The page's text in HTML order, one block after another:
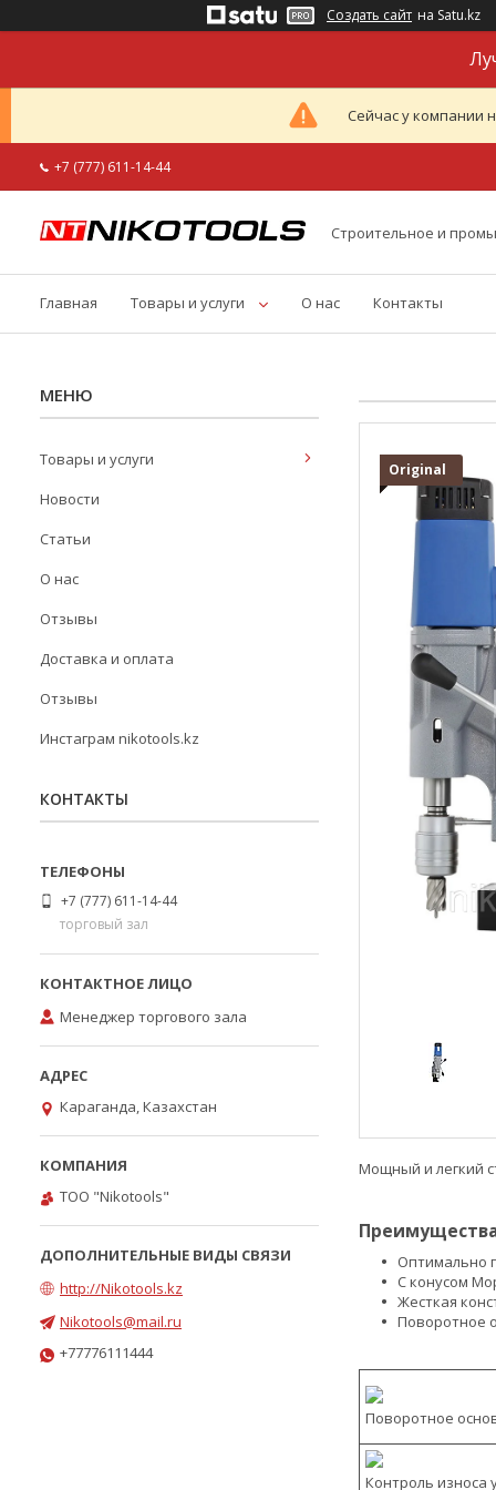
Создать сайт на Satu.kz
Сейчас у компании
+7 (777) 611-14-44
Строительное и
Главная Товары и услуги О нас Контакты
Original
Мощный и легкий
Преимущества
Оптимально
С конусом
Жесткая
Поворотное
Поворотное
Контроль износа
Товары и услуги
Новости
Статьи
О нас
Отзывы
Доставка и оплата
Отзывы
Инстаграм nikotools.kz
КОНТАКТЫ
+7 (777) 611-14-44
торговый зал
Менеджер торгового зала
Караганда, Казахстан
ТОО "Nikotools"
http://Nikotools.kz
Nikotools@mail.ru
+77776111444